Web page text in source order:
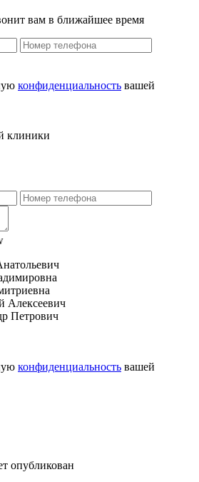
вам в ближайшее время
конфиденциальность вашей
Алексеевич
Петрович
конфиденциальность вашей
опубликован